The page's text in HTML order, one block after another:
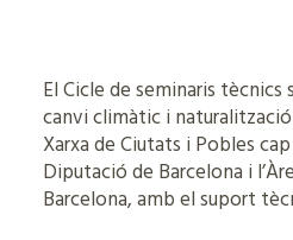
El Cicle de seminaris
canvi climàtic i
Xarxa de Ciutats i Pobles
Diputació de Barcelona i
Barcelona, amb el suport